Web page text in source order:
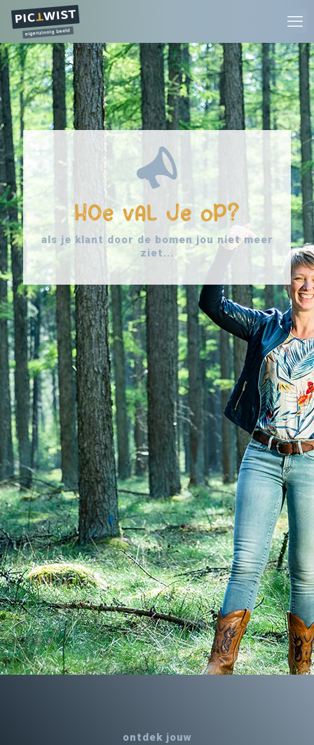
HOe vAL Je oP?
als je klant door de bomen jou niet meer
ziet...
ontdek jouw